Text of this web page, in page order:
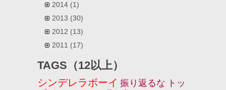
2014 (1)
2013 (30)
2012 (13)
2011 (17)
TAGS（12以上）
シンデレラボーイ 振り返るな トッ